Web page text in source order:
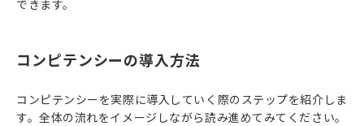
できます。
コンピテンシーの導入方法
コンピテンシーを実際に導入していく際のステップを紹介しま
す。全体の流れをイメージしながら読み進めてみてください。